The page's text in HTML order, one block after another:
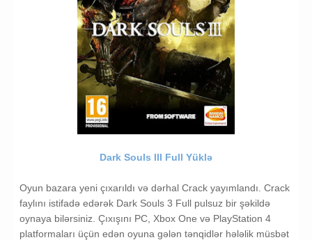
Dark Souls III Full Yüklə
Oyun bazara yeni çıxarıldı və dərhal Crack yayımlandı. Crack
faylını istifadə edərək Dark Souls 3 Full pulsuz bir şəkildə
oynaya bilərsiniz. Çıxışını PC, Xbox One və PlayStation 4
platformaları üçün edən oyuna gələn tənqidlər hələlik müsbət